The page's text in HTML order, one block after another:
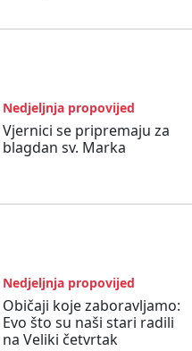
Nedjeljnja propovijed
Vjernici se pripremaju za
blagdan sv. Marka
Nedjeljnja propovijed
Običaji koje zaboravljamo:
Evo što su naši stari radili
na Veliki četvrtak